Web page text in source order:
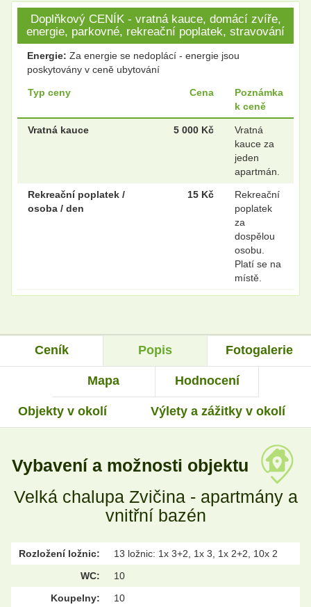
Doplňkový CENÍK - vratná kauce, domácí zvíře,
energie, parkovné, rekreační poplatek, stravování
Energie: Za energie se nedoplácí - energie jsou
poskytovány v ceně ubytování
Typ ceny Cena
Poznámka
k ceně
Vratná kauce 5 000 Kč
Vratná
kauce za
jeden
apartmán.
Rekreační poplatek /
osoba / den
15 Kč
Rekreační
poplatek
za
dospělou
osobu.
Platí se na
místě.
Ceník Popis Fotogalerie
Mapa Hodnocení
Objekty v okolí Výlety a zážitky v okolí
Vybavení a možnosti objektu
Velká chalupa Zvičina - apartmány a
vnitřní bazén
Rozložení ložnic:
13 ložnic: 1x 3+2, 1x 3, 1x 2+2, 10x 2
WC:
10
Koupelny:
10